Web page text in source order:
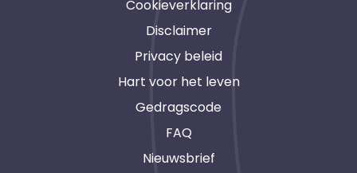
Cookieverklaring
Disclaimer
Privacy beleid
Hart voor het leven
Gedragscode
FAQ
Nieuwsbrief